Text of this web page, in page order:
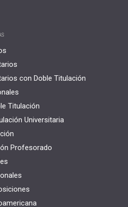
con Doble Titulación
Titulación
Universitaria
Profesorado